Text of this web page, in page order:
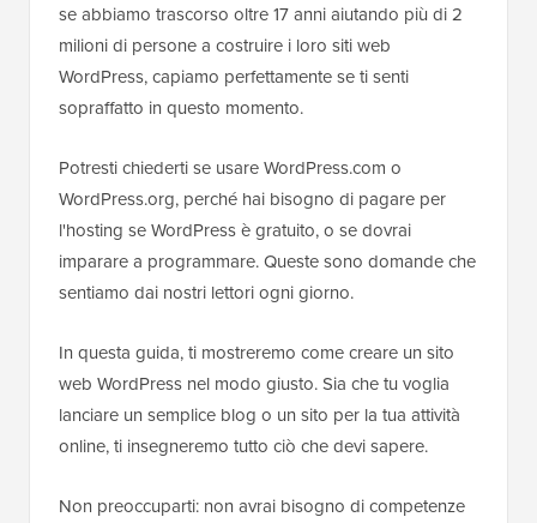
se abbiamo trascorso oltre 17 anni aiutando più di 2
milioni di persone a costruire i loro siti web
WordPress, capiamo perfettamente se ti senti
sopraffatto in questo momento.
Potresti chiederti se usare WordPress.com o
WordPress.org, perché hai bisogno di pagare per
l'hosting se WordPress è gratuito, o se dovrai
imparare a programmare. Queste sono domande che
sentiamo dai nostri lettori ogni giorno.
In questa guida, ti mostreremo come creare un sito
web WordPress nel modo giusto. Sia che tu voglia
lanciare un semplice blog o un sito per la tua attività
online, ti insegneremo tutto ciò che devi sapere.
Non preoccuparti: non avrai bisogno di competenze